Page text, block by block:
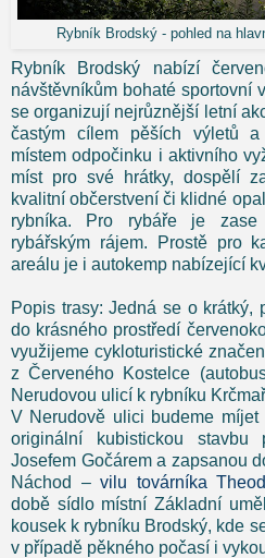
Rybník Brodský - pohled na
Rybník Brodský nabízí
návštěvníkům bohaté sportovní
se organizují nejrůznější letní
častým cílem pěších výletů
místem odpočinku i aktivního
míst pro své hrátky, dospělí
kvalitní občerstvení či klidné
rybníka. Pro rybáře je zase
rybářským rájem. Prostě pro
areálu je i autokemp nabízející
Popis trasy: Jedná se o krátký,
do krásného prostředí
využijeme cykloturistické
z Červeného Kostelce
Nerudovou ulicí k rybníku
V Nerudově ulici budeme
originální kubistickou stavbu
Josefem Gočárem a zapsanou
Náchod –vilu továrníka
době sídlo místní Základní
kousek k rybníku Brodský, kde
v případě pěkného počasí i